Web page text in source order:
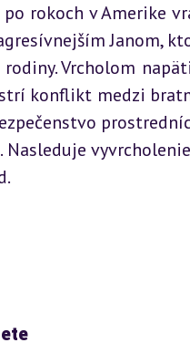
rokoch v Amerike
Janom,
Vrcholom
konflikt medzi